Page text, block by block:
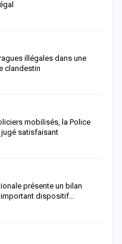
: la famille du khalife
nouveau deuil
tentative de vol à l’arme
un risque de report et réclame